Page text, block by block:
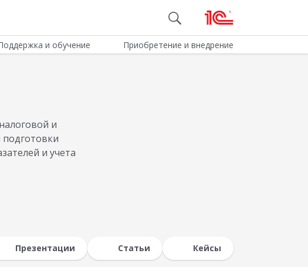
и обучение Приобретение и внедрение
и
и учета
Презентации Статьи Кейсы